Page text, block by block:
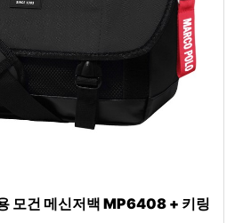
모건 메신저백 MP6408 + 키링